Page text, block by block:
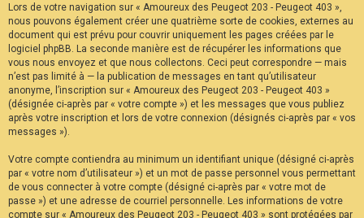
Lors de votre navigation sur « Amoureux des Peugeot 203 - Peugeot 403 »,
nous pouvons également créer une quatrième sorte de cookies, externes au
document qui est prévu pour couvrir uniquement les pages créées par le
logiciel phpBB. La seconde manière est de récupérer les informations que
vous nous envoyez et que nous collectons. Ceci peut correspondre — mais
n’est pas limité à — la publication de messages en tant qu’utilisateur
anonyme, l’inscription sur « Amoureux des Peugeot 203 - Peugeot 403 »
(désignée ci-après par « votre compte ») et les messages que vous publiez
après votre inscription et lors de votre connexion (désignés ci-après par « vos
messages »).
Votre compte contiendra au minimum un identifiant unique (désigné ci-après
par « votre nom d’utilisateur ») et un mot de passe personnel vous permettant
de vous connecter à votre compte (désigné ci-après par « votre mot de
passe ») et une adresse de courriel personnelle. Les informations de votre
compte sur « Amoureux des Peugeot 203 - Peugeot 403 » sont protégées par